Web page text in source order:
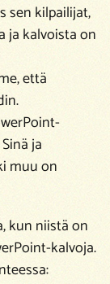
sen kilpailijat,
ja kalvoista on
että
ja
muu on
kun niistä on
kalvoja.